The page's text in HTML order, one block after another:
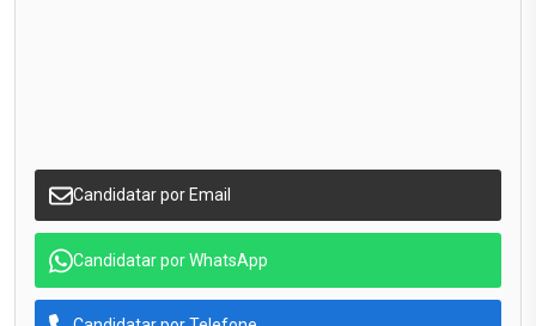
Candidatar por Email
Candidatar por WhatsApp